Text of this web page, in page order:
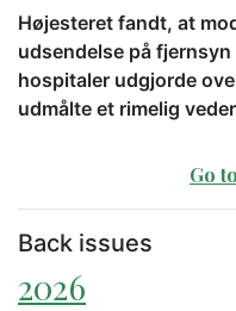
Højesteret fandt, at
udsendelse på
hospitaler udgjorde
udmålte et rimelig
Go
Back issues
2026